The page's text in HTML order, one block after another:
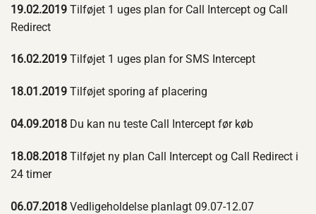
19.02.2019 Tilføjet 1 uges plan for Call Intercept og Call
Redirect
16.02.2019 Tilføjet 1 uges plan for SMS Intercept
18.01.2019 Tilføjet sporing af placering
04.09.2018 Du kan nu teste Call Intercept før køb
18.08.2018 Tilføjet ny plan Call Intercept og Call Redirect i
24 timer
06.07.2018 Vedligeholdelse planlagt 09.07-12.07